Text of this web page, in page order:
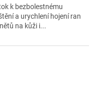
k bezbolestnému
a urychlení hojení ran
na kůži i...